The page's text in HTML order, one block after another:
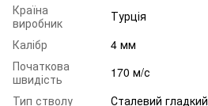
Країна
виробник
Турція
Калібр
4 мм
Початкова
швидість
170 м/с
Тип стволу
Сталевий гладкий